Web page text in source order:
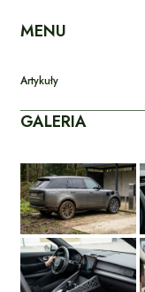
MENU
Artykuły
GALERIA